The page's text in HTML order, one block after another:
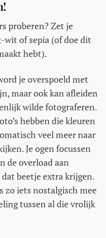
proberen? Zet je
wit of sepia (of doe dit
hebt).
je overspoeld met
maar ook kan afleiden
wilde fotograferen.
hebben die kleuren
veel meer naar
Je ogen focussen
de overload aan
beetje extra krijgen.
zo iets nostalgisch mee
tussen al die vrolijk